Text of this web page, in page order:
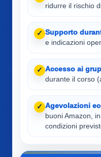
ridurre il rischio
✓ Supporto
e indicazioni
✓ Accesso ai
durante il corso
✓ Agevolazioni
buoni Amazon,
condizioni